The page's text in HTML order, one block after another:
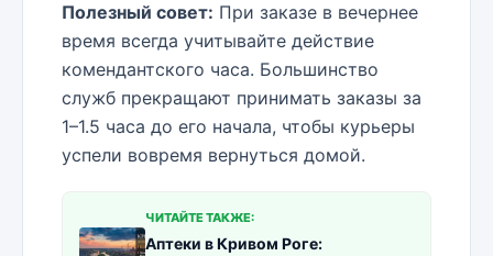
Полезный совет: При заказе в вечернее
время всегда учитывайте действие
комендантского часа. Большинство
служб прекращают принимать заказы за
1–1.5 часа до его начала, чтобы курьеры
успели вовремя вернуться домой.
ЧИТАЙТЕ ТАКЖЕ:
Аптеки в Кривом Роге: